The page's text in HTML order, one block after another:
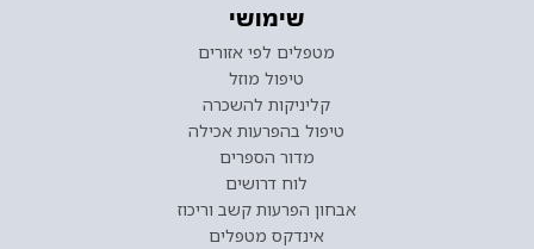
שימושי
מטפלים לפי אזורים
טיפול מוזל
קליניקות להשכרה
טיפול בהפרעות אכילה
מדור הספרים
לוח דרושים
אבחון הפרעות קשב וריכוז
אינדקס מטפלים